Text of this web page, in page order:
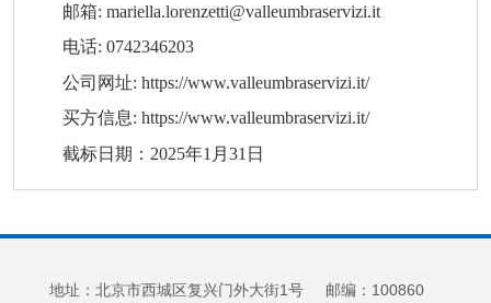
邮箱: mariella.lorenzetti@valleumbraservizi.it
电话: 0742346203
公司网址: https://www.valleumbraservizi.it/
买方信息: https://www.valleumbraservizi.it/
截标日期：2025年1月31日
地址：北京市西城区复兴门外大街1号 邮编：100860